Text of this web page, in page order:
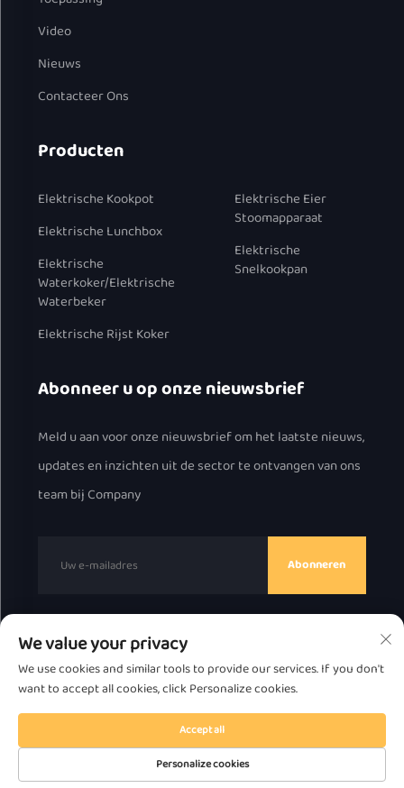
Video
Nieuws
Contacteer Ons
Producten
Elektrische Kookpot
Elektrische Lunchbox
Elektrische
Waterkoker/Elektrische
Waterbeker
Elektrische Rijst Koker
Elektrische Eier
Stoomapparaat
Elektrische
Snelkookpan
Abonneer u op onze nieuwsbrief
Meld u aan voor onze nieuwsbrief om het laatste nieuws,
updates en inzichten uit de sector te ontvangen van ons
team bij Company
Abonneren
Copyright © 2025 door Chaozhou Great Bear Technology
Co., Ltd.
Privacybeleid
Scroll naar boven
We value your privacy
We use cookies and similar tools to provide our services. If you don't
want to accept all cookies, click Personalize cookies.
Personalize cookies
Accept all